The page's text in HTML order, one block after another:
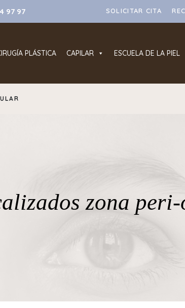
97 97 SOLICITAR CITA
PLÁSTICA CAPILAR ESCUELA DE LA PIEL
zona